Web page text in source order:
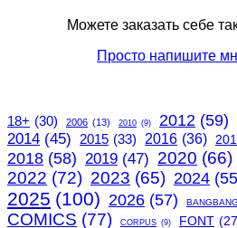
Можете заказать себе
Просто напишите
18+ (30) 2006 (13) 2010 (9) 2012 (59)
2014 (45) 2015 (33) 2016 (36)
2018 (58) 2019 (47) 2020 (66)
2022 (72) 2023 (65) 2024
2025 (100) 2026 (57)
COMICS (77) CORPUS (9) FONT